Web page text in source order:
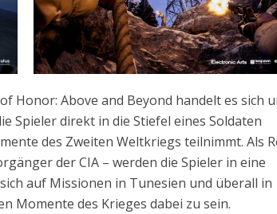
Honor: Above and Beyond handelt es sich
Spieler direkt in die Stiefel eines Soldaten
des Zweiten Weltkriegs teilnimmt. Als
der CIA – werden die Spieler in eine
auf Missionen in Tunesien und überall in
Momente des Krieges dabei zu sein.